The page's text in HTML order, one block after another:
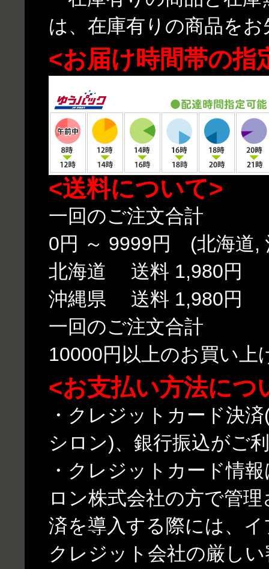
は、在庫有りの商品を
<お届け時間帯の指
<送料について>
一回のご注文合計
0円 ～ 9999円 (北海道,
北海道 送料 1,980円
沖縄県 送料 1,980円
一回のご注文合計
10000円以上のお買い上
<お支払い方法につ
・クレジットカード決
シロン)、銀行振込がご
・クレジットカード情
ロン株式会社の方で管
済を導入する際には、
クレジット会社の厳し